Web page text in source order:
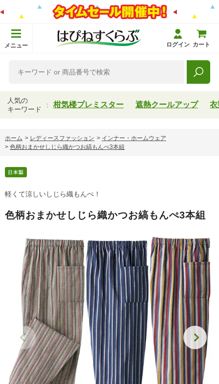
メニュー ログイン カート
人気の
キーワード
柑気楼プレミスター 遮熱クールアップ 衣
ホーム > レディースファッション > インナー・ホームウェア
> 色柄おまかせしじら織かつお縞もんぺ3本組
軽くて涼しいしじら織もんぺ！
色柄おまかせしじら織かつお縞もんぺ3本組